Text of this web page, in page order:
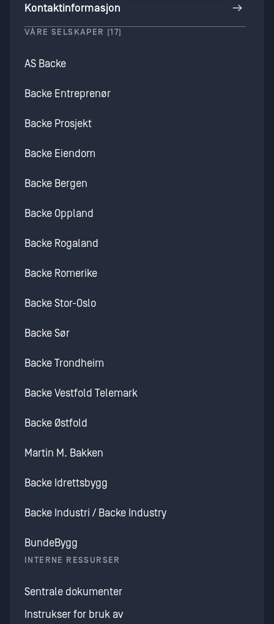
Kontaktinformasjon
VÅRE SELSKAPER (17)
AS Backe
Backe Entreprenør
Backe Prosjekt
Backe Eiendom
Backe Bergen
Backe Oppland
Backe Rogaland
Backe Romerike
Backe Stor-Oslo
Backe Sør
Backe Trondheim
Backe Vestfold Telemark
Backe Østfold
Martin M. Bakken
Backe Idrettsbygg
Backe Industri / Backe Industry
BundeBygg
INTERNE RESSURSER
Sentrale dokumenter
Instrukser for bruk av